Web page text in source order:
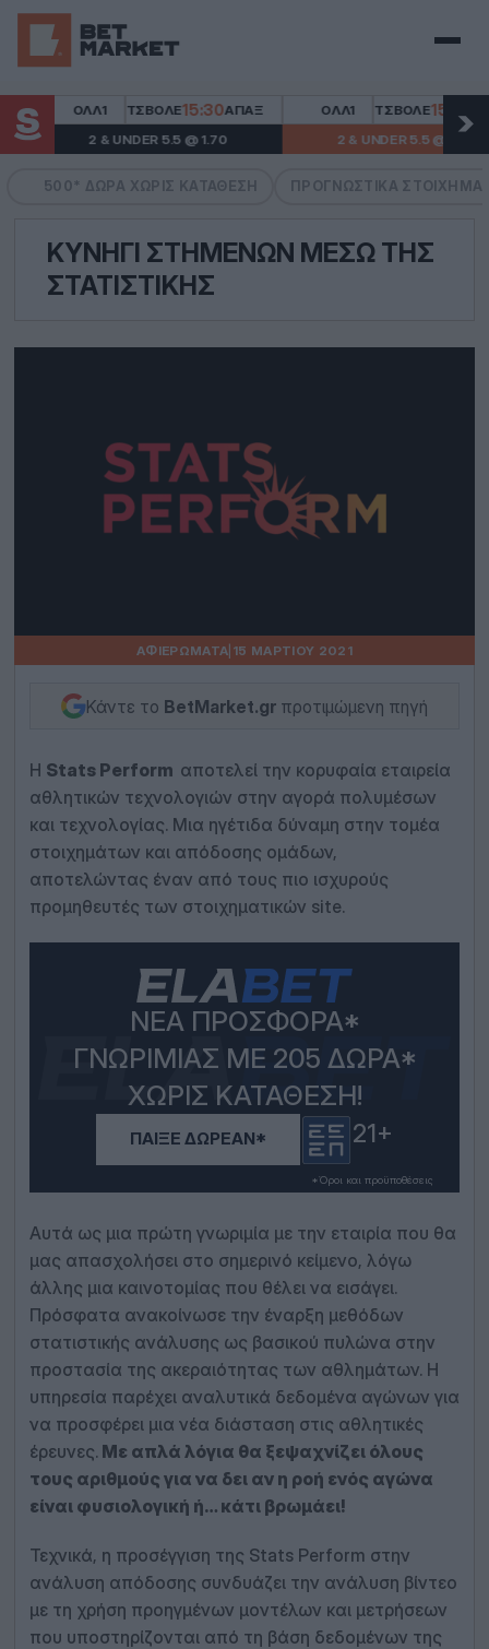
Μενού
ΤΣΒΌΛΕ15:30ΆΓΙΑΞ
2 & UNDER 5.5 @ 1.70
ΤΣΒΌΛΕ15:30ΆΓΙΑΞ
2 & UNDER 5.5 @ 1.70
500* ΔΏΡΑ ΧΩΡΙΣ ΚΑΤΆΘΕΣΗ ΠΡΟΓΝΩΣΤΙΚΆ
ΚΥΝΉΓΙ ΣΤΗΜΈΝΩΝ ΜΈΣΩ ΤΗΣ
ΣΤΑΤΙΣΤΙΚΉΣ
ΑΦΙΕΡΏΜΑΤΑ 15 ΜΑΡΤΊΟΥ 2021
Κάντε το BetMarket.gr προτιμώμενη πηγή
Η Stats Perform αποτελεί την κορυφαία εταιρεία
αθλητικών τεχνολογιών στην αγορά πολυμέσων
και τεχνολογίας. Μια ηγέτιδα δύναμη στην τομέα
στοιχημάτων και απόδοσης ομάδων,
αποτελώντας έναν από τους πιο ισχυρούς
προμηθευτές των στοιχηματικών site.
ΝΈΑ ΠΡΟΣΦΟΡΆ*
ΓΝΩΡΙΜΊΑΣ ΜΕ 205 ΔΏΡΑ*
ΧΩΡΊΣ ΚΑΤΆΘΕΣΗ!
ΠΑΊΞΕ ΔΩΡΕΆΝ* 21+
*Όροι και προϋποθέσεις
Αυτά ως μια πρώτη γνωριμία με την εταιρία που θα
μας απασχολήσει στο σημερινό κείμενο, λόγω
άλλης μια καινοτομίας που θέλει να εισάγει.
Πρόσφατα ανακοίνωσε την έναρξη μεθόδων
στατιστικής ανάλυσης ως βασικού πυλώνα στην
προστασία της ακεραιότητας των αθλημάτων. Η
υπηρεσία παρέχει αναλυτικά δεδομένα αγώνων για
να προσφέρει μια νέα διάσταση στις αθλητικές
έρευνες.Με απλά λόγια θα ξεψαχνίζει όλους
τους αριθμούς για να δει αν η ροή ενός αγώνα
είναι φυσιολογική ή… κάτι βρωμάει!
Τεχνικά, η προσέγγιση της Stats Perform στην
ανάλυση απόδοσης συνδυάζει την ανάλυση βίντεο
με τη χρήση προηγμένων μοντέλων και μετρήσεων
που υποστηρίζονται από τη βάση δεδομένων της